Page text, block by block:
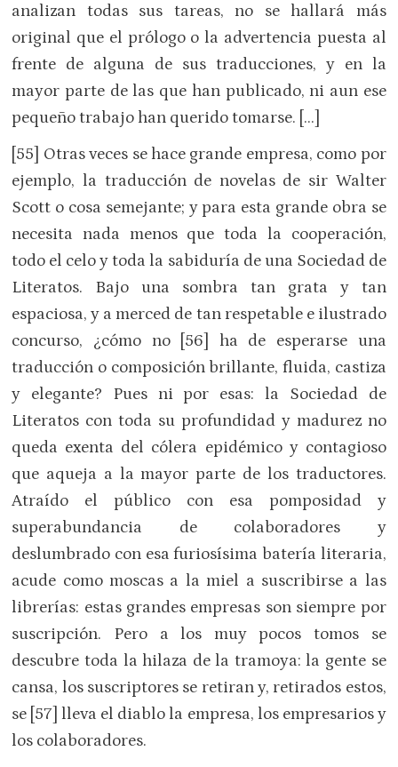
analizan todas sus tareas, no se hallará más
original que el prólogo o la advertencia puesta al
frente de alguna de sus traducciones, y en la
mayor parte de las que han publicado, ni aun ese
pequeño trabajo han querido tomarse. […]
[55] Otras veces se hace grande empresa, como por
ejemplo, la traducción de novelas de sir Walter
Scott o cosa semejante; y para esta grande obra se
necesita nada menos que toda la cooperación,
todo el celo y toda la sabiduría de una Sociedad de
Literatos. Bajo una sombra tan grata y tan
espaciosa, y a merced de tan respetable e ilustrado
concurso, ¿cómo no [56] ha de esperarse una
traducción o composición brillante, fluida, castiza
y elegante? Pues ni por esas: la Sociedad de
Literatos con toda su profundidad y madurez no
queda exenta del cólera epidémico y contagioso
que aqueja a la mayor parte de los traductores.
Atraído el público con esa pomposidad y
superabundancia de colaboradores y
deslumbrado con esa furiosísima batería literaria,
acude como moscas a la miel a suscribirse a las
librerías: estas grandes empresas son siempre por
suscripción. Pero a los muy pocos tomos se
descubre toda la hilaza de la tramoya: la gente se
cansa, los suscriptores se retiran y, retirados estos,
se [57] lleva el diablo la empresa, los empresarios y
los colaboradores.